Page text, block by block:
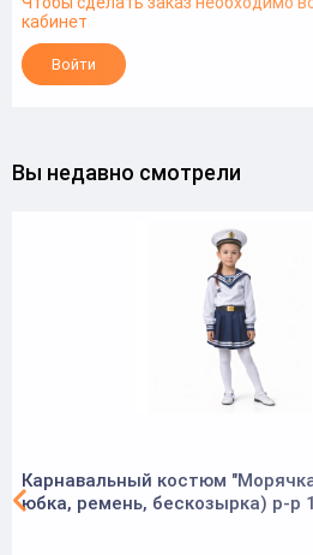
кабинет
Войти
Вы недавно смотрели
Карнавальный костюм
юбка, ремень, бескозырка) р-р